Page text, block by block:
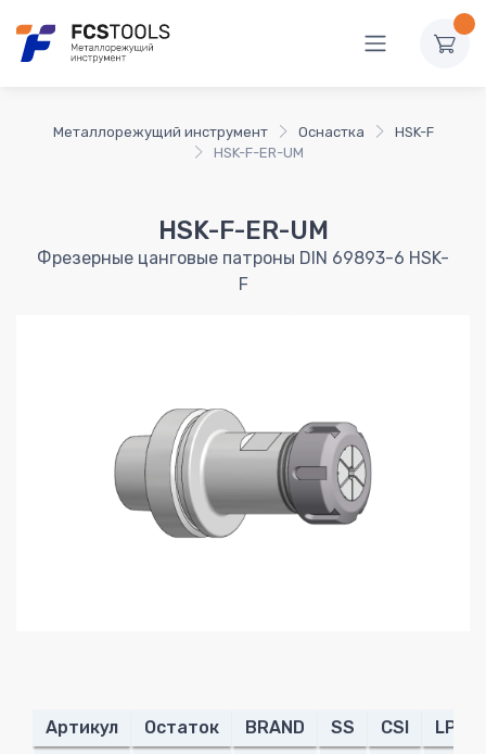
Металлорежущий инструмент Оснастка
HSK-F
HSK-F-ER-UM
HSK-F-ER-UM
Фрезерные цанговые патроны DIN 69893-6 HSK-
F
Артикул Остаток BRAND SS CSI LPR